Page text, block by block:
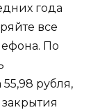
года
все
По
рубля,